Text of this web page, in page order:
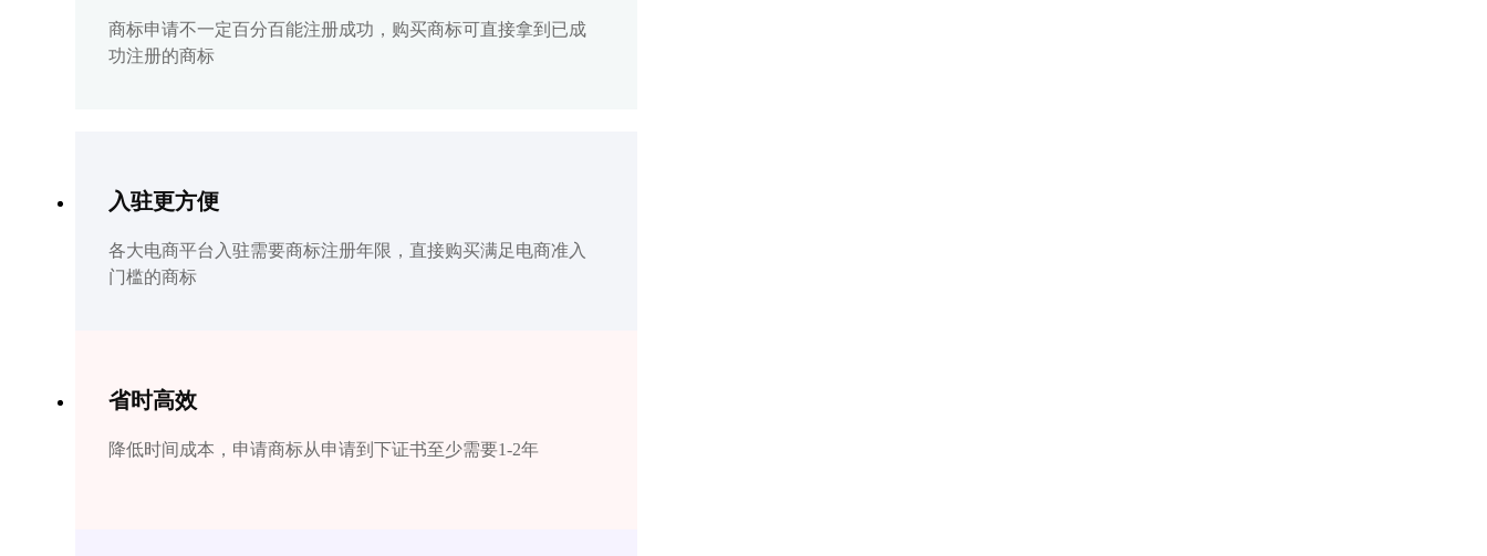
商标申请不一定百分百能注册成功，购买商标可直接拿到已成
功注册的商标
入驻更方便
各大电商平台入驻需要商标注册年限，直接购买满足电商准入
门槛的商标
省时高效
降低时间成本，申请商标从申请到下证书至少需要1-2年